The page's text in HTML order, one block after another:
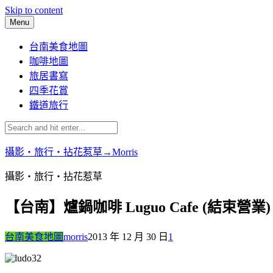
Skip to content
Menu
台南美食地圖
咖啡地圖
旅居書寫
四季花賞
鐵道旅行
攝影‧旅行‧拈花惹草→Morris
攝影‧旅行‧拈花惹草
【台南】爐鍋咖啡 Luguo Cafe (結束營業)
台南美食地圖morris2013 年 12 月 30 日 1